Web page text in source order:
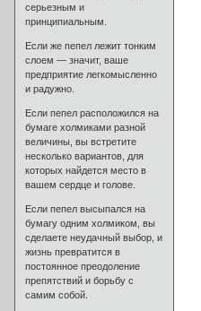
серьезным и
принципиальным.
Если же пепел лежит тонким
слоем — значит, ваше
предприятие легкомысленно
и радужно.
Если пепел расположился на
бумаге холмиками разной
величины, вы встретите
несколько вариантов, для
которых найдется место в
вашем сердце и голове.
Если пепел высыпался на
бумагу одним холмиком, вы
сделаете неудачный выбор, и
жизнь превратится в
постоянное преодоление
препятствий и борьбу с
самим собой.